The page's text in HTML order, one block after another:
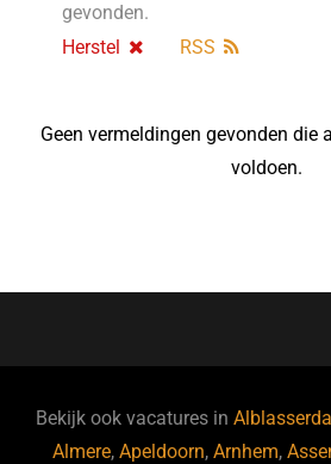
gevonden.
Herstel
RSS
Geen vermeldingen gevonden die
voldoen.
Bekijk ook vacatures in
Almere, Apeldoorn, Arnhem,